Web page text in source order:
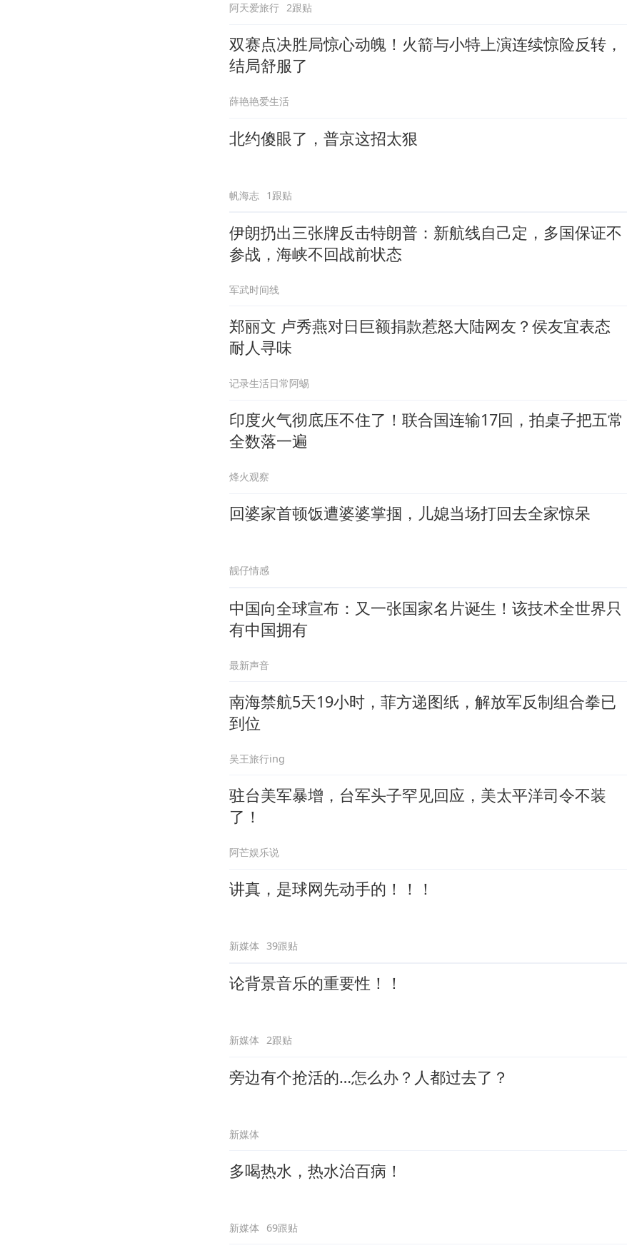
阿天爱旅行 2跟贴
双赛点决胜局惊心动魄！火箭与小特上演连续惊险反转，
结局舒服了
薛艳艳爱生活
北约傻眼了，普京这招太狠
帆海志 1跟贴
伊朗扔出三张牌反击特朗普：新航线自己定，多国保证不
参战，海峡不回战前状态
军武时间线
郑丽文 卢秀燕对日巨额捐款惹怒大陆网友？侯友宜表态
耐人寻味
记录生活日常阿蜴
印度火气彻底压不住了！联合国连输17回，拍桌子把五常
全数落一遍
烽火观察
回婆家首顿饭遭婆婆掌掴，儿媳当场打回去全家惊呆
靓仔情感
中国向全球宣布：又一张国家名片诞生！该技术全世界只
有中国拥有
最新声音
南海禁航5天19小时，菲方递图纸，解放军反制组合拳已
到位
吴王旅行ing
驻台美军暴增，台军头子罕见回应，美太平洋司令不装
了！
阿芒娱乐说
讲真，是球网先动手的！！！
新媒体 39跟贴
论背景音乐的重要性！！
新媒体 2跟贴
旁边有个抢活的…怎么办？人都过去了？
新媒体
多喝热水，热水治百病！
新媒体 69跟贴